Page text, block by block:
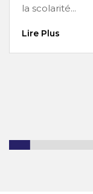
la scolarité...
Lire Plus